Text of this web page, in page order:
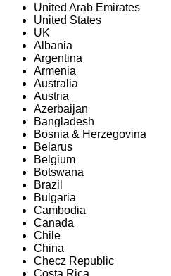
United Arab Emirates
United States
UK
Albania
Argentina
Armenia
Australia
Austria
Azerbaijan
Bangladesh
Bosnia & Herzegovina
Belarus
Belgium
Botswana
Brazil
Bulgaria
Cambodia
Canada
Chile
China
Checz Republic
Costa Rica